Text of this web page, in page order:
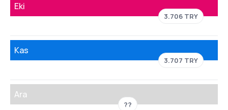
Eki
3.706 TRY
Kas
3.707 TRY
Ara
??